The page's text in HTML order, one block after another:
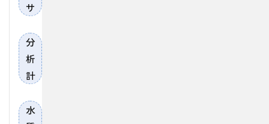
サ
分
析
計
水